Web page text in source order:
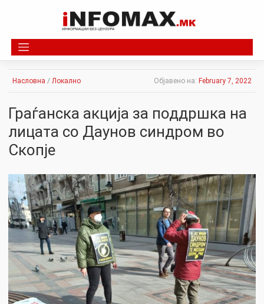
Насловна / Локално Објавено на: February 7, 2022
Граѓанска акција за поддршка на
лицата со Даунов синдром во
Скопје